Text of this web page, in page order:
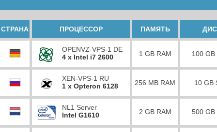
СТРАНА ПРОЦЕССОР ПАМЯТЬ
OPENVZ-VPS-1 DE
4 x Intel i7 2600
1 GB RAM 100 GB
XEN-VPS-1 RU
1 x Opteron 6128
256 MB RAM 10 GB
NL1 Server
Intel G1610
2 GB RAM 500 GB